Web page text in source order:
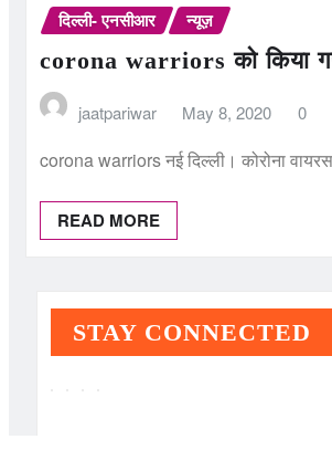
दिल्ली- एनसीआर न्यूज़
corona warriors को किया
jaatpariwar May 8, 2020 0
corona warriors नई दिल्ली। कोरोना
READ MORE
STAY CONNECTED